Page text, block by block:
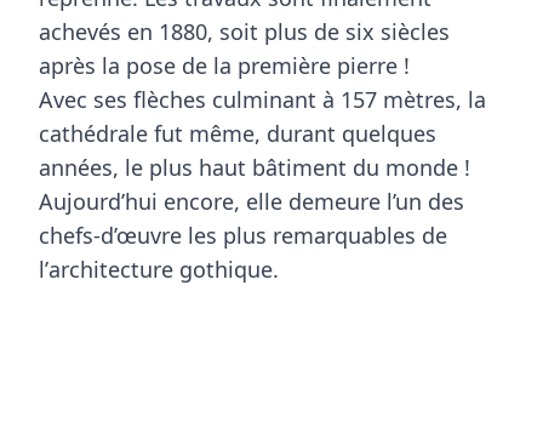
achevés en 1880, soit plus de six siècles
après la pose de la première pierre !
Avec ses flèches culminant à 157 mètres, la
cathédrale fut même, durant quelques
années, le plus haut bâtiment du monde !
Aujourd’hui encore, elle demeure l’un des
chefs-d’œuvre les plus remarquables de
l’architecture gothique.